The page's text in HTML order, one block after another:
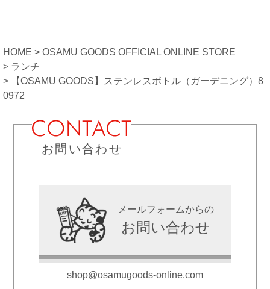
HOME
OSAMU GOODS OFFICIAL ONLINE STORE
ランチ
【OSAMU GOODS】ステンレスボトル（ガーデニング）8
0972
お問い合わせ
メールフォームからの
お問い合わせ
shop@osamugoods-online.com